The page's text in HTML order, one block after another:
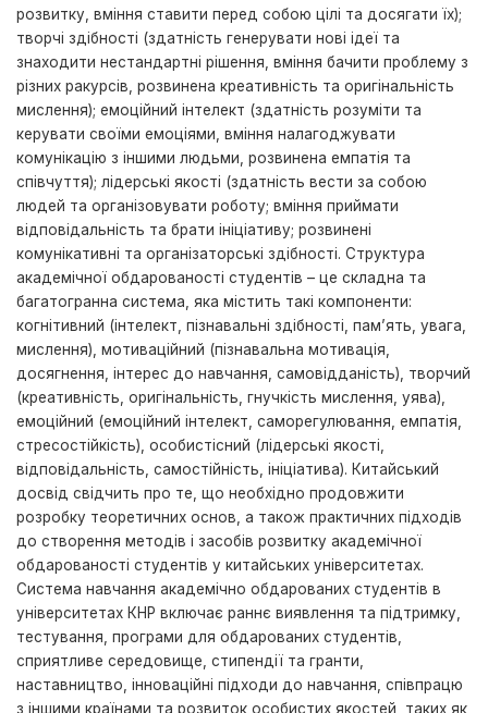
розвитку, вміння ставити перед собою цілі та досягати їх);
творчі здібності (здатність генерувати нові ідеї та
знаходити нестандартні рішення, вміння бачити проблему з
різних ракурсів, розвинена креативність та оригінальність
мислення); емоційний інтелект (здатність розуміти та
керувати своїми емоціями, вміння налагоджувати
комунікацію з іншими людьми, розвинена емпатія та
співчуття); лідерські якості (здатність вести за собою
людей та організовувати роботу; вміння приймати
відповідальність та брати ініціативу; розвинені
комунікативні та організаторські здібності. Структура
академічної обдарованості студентів – це складна та
багатогранна система, яка містить такі компоненти:
когнітивний (інтелект, пізнавальні здібності, пам’ять, увага,
мислення), мотиваційний (пізнавальна мотивація,
досягнення, інтерес до навчання, самовідданість), творчий
(креативність, оригінальність, гнучкість мислення, уява),
емоційний (емоційний інтелект, саморегулювання, емпатія,
стресостійкість), особистісний (лідерські якості,
відповідальність, самостійність, ініціатива). Китайський
досвід свідчить про те, що необхідно продовжити
розробку теоретичних основ, а також практичних підходів
до створення методів і засобів розвитку академічної
обдарованості студентів у китайських університетах.
Система навчання академічно обдарованих студентів в
університетах КНР включає раннє виявлення та підтримку,
тестування, програми для обдарованих студентів,
сприятливе середовище, стипендії та гранти,
наставництво, інноваційні підходи до навчання, співпрацю
з іншими країнами та розвиток особистих якостей, таких як